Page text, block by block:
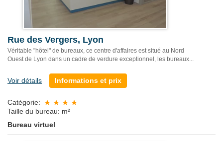
Rue des Vergers, Lyon
Véritable "hôtel" de bureaux, ce centre d'affaires est situé au Nord
Ouest de Lyon dans un cadre de verdure exceptionnel, les bureaux...
Voir détails Informations et prix
Catégorie:
Taille du bureau: m²
Bureau virtuel